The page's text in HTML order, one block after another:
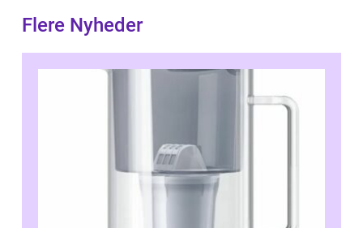
Flere Nyheder